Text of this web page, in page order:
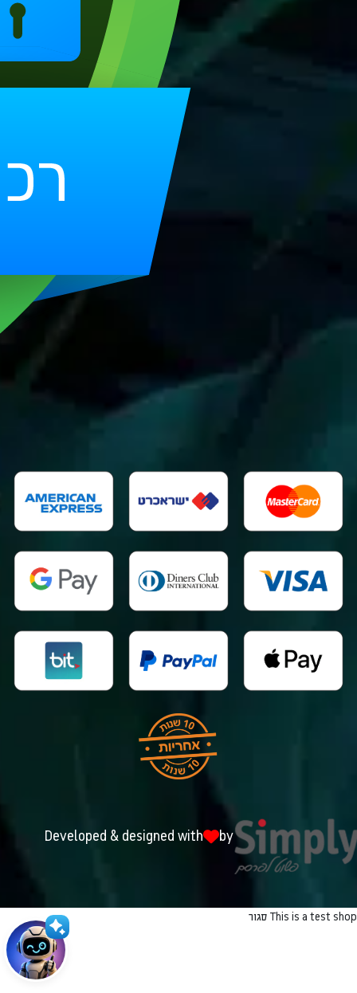
Developed & designed with by
This is a test shop סגור